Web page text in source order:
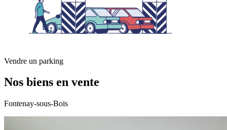
Vendre un parking
Nos biens en vente
Fontenay-sous-Bois